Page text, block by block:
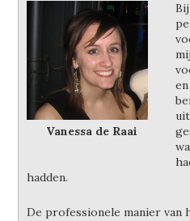
Vanessa de Raai
hadden.
De professionele manier van